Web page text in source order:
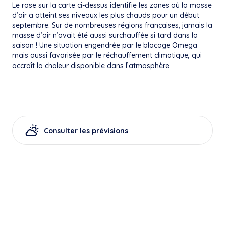
Le rose sur la carte ci-dessus identifie les zones où la masse
d’air a atteint ses niveaux les plus chauds pour un début
septembre. Sur de nombreuses régions françaises, jamais la
masse d’air n’avait été aussi surchauffée si tard dans la
saison ! Une situation engendrée par le blocage Omega
mais aussi favorisée par le réchauffement climatique, qui
accroît la chaleur disponible dans l’atmosphère.
Consulter les prévisions